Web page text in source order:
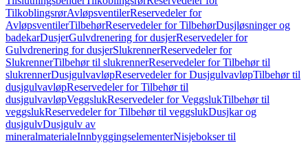
TilkoblingsrørAvløpsventilerReservedeler for
AvløpsventilerTilbehørReservedeler for TilbehørDusjløsninger og
badekarDusjerGulvdrenering for dusjerReservedeler for
Gulvdrenering for dusjerSlukrennerReservedeler for
SlukrennerTilbehør til slukrennerReservedeler for Tilbehør til
slukrennerDusjgulvavløpReservedeler for DusjgulvavløpTilbehør til
dusjgulvavløpReservedeler for Tilbehør til
dusjgulvavløpVeggslukReservedeler for VeggslukTilbehør til
veggslukReservedeler for Tilbehør til veggslukDusjkar og
dusjgulvDusjgulv av
mineralmaterialeInnbyggingselementerNisjebokser til